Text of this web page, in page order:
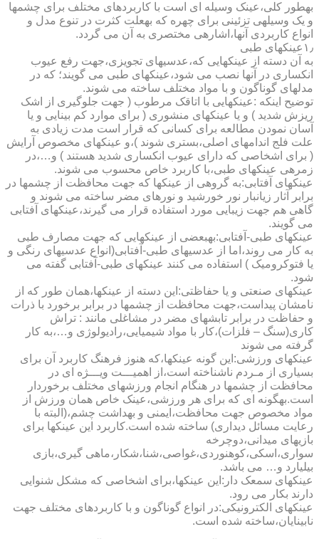
به­طور کلی،عینک وسیله ای است با کاربردهای مختلف برای چشمها
و یک وسیله­ی تزئینی برای چهره که به­علت کثرت در تنوع مدل و
انواع کاربردی آنها،اشاره­ی مختصری به آن می گردد.
۱٫عینکهای طبی
به آن دسته از عینکهایی که،عدسیهای تجویزی،جهت رفع عیوب
انکساری در آنها نصب می شود،عینکهای طبی می گویند؛ که در
مدلهای گوناگون و با مواد مختلف ساخته می شوند.
توضیح اینکه :عینکهایی با اتاقک مرطوب ( جهت جلوگیری از اشک
ریزش شدید ) و یا عینکهای منشوری ( برای موارد کم بینایی و یا
آسان نمودن مطالعه برای کسانی که قرار است مدت زیادی به
علت فلج اندامهای اصلی،بستری شوند )،و عینکهای مخصوص آرایش
( برای اشخاصی که دارای عیوب انکساری شدید هستند ) و…،در
زمره­ی عینکهای طبی،با کاربرد خاص محسوب می شوند.
عینکهای آفتابی:به گروهی از عینکها که جهت محافظت از چشمها در
برابر آثار زیانبار نور خورشید و نورهای مضر ساخته می شوند و
گاهی هم جهت زیبایی مورد استفاده قرار می گیرند،عینکهای آفتابی
می گویند.
عینکهای طبی-آفتابی:به­بعضی از عینکهایی که جهت مصارف طبی
به کار می روند،اما از عدسیهای طبی-آفتابی(انواع عدسیهای رنگی و
یا فتوکرومیک ) استفاده می کنند عینکهای طبی-آفتابی گفته می
شود.
عینکهای صنعتی و یا حفاظتی:این دسته از عینکها،همان طور که از
نامشان پیداست،جهت محافظت از چشمها در برابر برخورد با ذرات
و حفاظت در برابر تابشهای مضر در مشاغلی مانند : تراش
کاری(سنگ – فلزات)،کار با مواد شیمیایی،رادیولوژی و…،به کار
گرفته می شوند
عینکهای ورزشی:این گونه عینکها،که هنوز فرهنگ کاربرد آن برای
بسیاری از مـردم ناشناخته است،از اهمیـــت ویـــژه ای در
محافظت از چشمها در هنگام انجام ورزشهای مختلف برخوردار
است.به­گونه ای که برای هر ورزشی،عینک خاص همان ورزش از
مواد مخصوص جهت محافظت،ایمنی و بهداشت چشم،(البته با
رعایت مسائل دیداری) ساخته شده است.کاربرد این عینکها برای
بازیهای میدانی،دوچرخه
سواری،اسکی،کوهنوردی،غواصی،شنا،شکار،ماهی گیری،بازی
بیلیارد و… می باشد.
عینکهای سمعک دار:این عینکها،برای اشخاصی که مشکل شنوایی
دارند بکار می رود.
عینکهای الکترونیکی:در انواع گوناگون و با کاربردهای مختلف جهت
نابینایان،ساخته شده است.